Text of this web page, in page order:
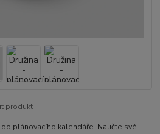
produkt
plánovacího kalendáře. Naučte své